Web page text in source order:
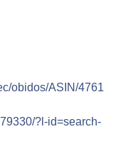
obidos/ASIN/4761
?l-id=search-